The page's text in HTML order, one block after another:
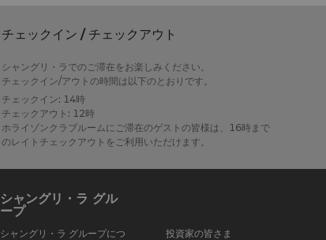
チェックイン / チェックアウト
シャングリ・ラでのご滞在をお楽しみください。
チェックイン/アウトの時間は以下のとおりです。
チェックイン: 14時
チェックアウト: 12時
ホライゾンクラブルームにご滞在のゲストの皆様は、16時まで
のレイトチェックアウトをご利用いただけます。
シャングリ・ラ グル
ープ
シャングリ・ラ グループにつ
投資家の皆さま